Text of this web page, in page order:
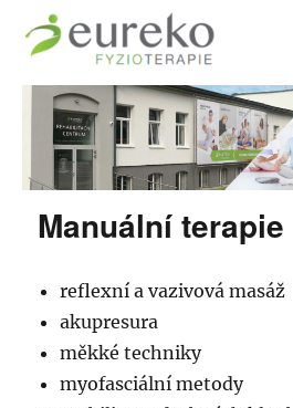
EurekoFyzio
Manuální terapie
reflexní a vazivová masáž
akupresura
měkké techniky
myofasciální metody